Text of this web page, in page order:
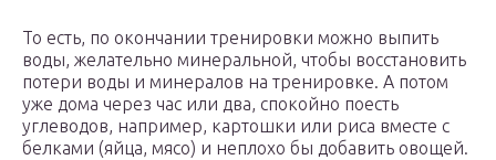
То есть, по окончании тренировки можно выпить
воды, желательно минеральной, чтобы восстановить
потери воды и минералов на тренировке. А потом
уже дома через час или два, спокойно поесть
углеводов, например, картошки или риса вместе с
белками (яйца, мясо) и неплохо бы добавить овощей.